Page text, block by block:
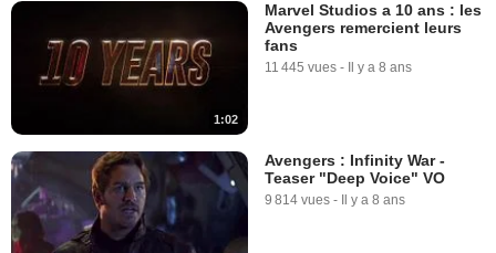
1:02
Marvel Studios a 10 ans : les
Avengers remercient leurs
fans
11 445 vues - Il y a 8 ans
Avengers : Infinity War -
Teaser "Deep Voice" VO
9 814 vues - Il y a 8 ans